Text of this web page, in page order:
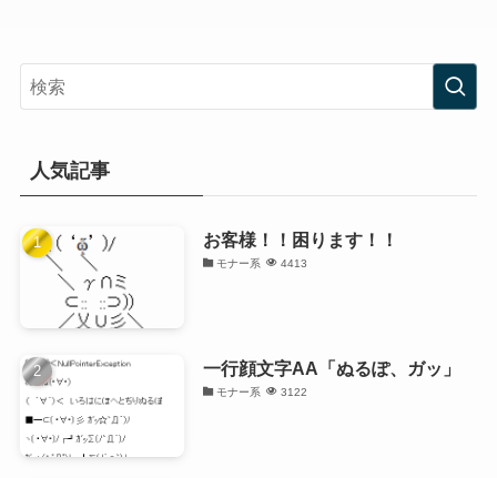
人気記事
お客様！！困ります！！
モナー系 4413
一行顔文字AA「ぬるぽ、ガッ」
モナー系 3122